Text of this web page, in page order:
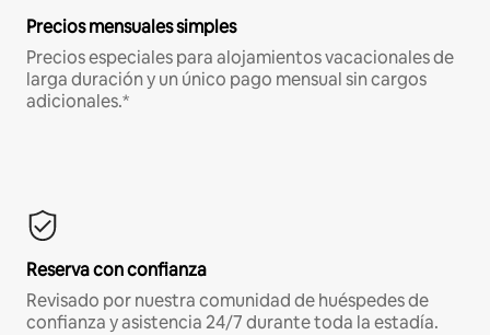
Precios mensuales simples
Precios especiales para alojamientos vacacionales de
larga duración y un único pago mensual sin cargos
adicionales.*
Reserva con confianza
Revisado por nuestra comunidad de huéspedes de
confianza y asistencia 24/7 durante toda la estadía.